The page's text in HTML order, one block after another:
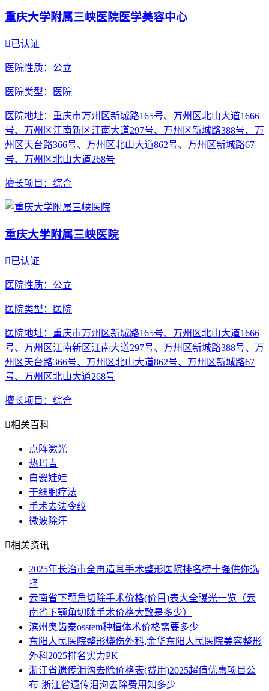
重庆大学附属三峡医院医学美容中心
已认证
医院性质：公立
医院类型 ：医院
医院地址：重庆市万州区新城路165号、万州区北山大道1666
号、万州区江南新区江南大道297号、万州区新城路388号、万
州区天台路366号、万州区北山大道862号、万州区新城路67
号、万州区北山大道268号
擅长项目 ：综合
重庆大学附属三峡医院
已认证
医院性质：公立
医院类型 ：医院
医院地址：重庆市万州区新城路165号、万州区北山大道1666
号、万州区江南新区江南大道297号、万州区新城路388号、万
州区天台路366号、万州区北山大道862号、万州区新城路67
号、万州区北山大道268号
擅长项目 ：综合
相关百科
点阵激光
热玛吉
白瓷娃娃
干细胞疗法
手术去法令纹
微波除汗
相关资讯
2025年长治市全再造耳手术整形医院排名榜十强供你选
择
云南省下颚角切除手术价格(价目)表大全曝光一览（云
南省下颚角切除手术价格大致是多少）
滨州奥齿泰osstem种植体术价格需要多少
东阳人民医院整形烧伤外科,金华东阳人民医院美容整形
外科2025排名实力PK
浙江省遗传泪沟去除价格表(费用)2025超值优惠项目公
布-浙江省遗传泪沟去除费用知多少